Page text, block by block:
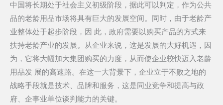
中国将长期处于社会主义初级阶段，据此可以判定，作为公共
品的老龄用品市场将具有巨大的发展空间。同时，由于老龄产
业整体处于起步阶段，因 此，政府需要以购买产品的方式来
扶持老龄产业的发展。从企业来说，这是发展的大好机遇，因
为，它将大幅加大集团购买的力度，从而使企业较快迈入老龄
用品发 展的高速路。在这一大背景下，企业立于不败之地的
战略手段就是技术、品牌和服务，这是同业竞争和提高与政
府、企事业单位谈判能力的关键。